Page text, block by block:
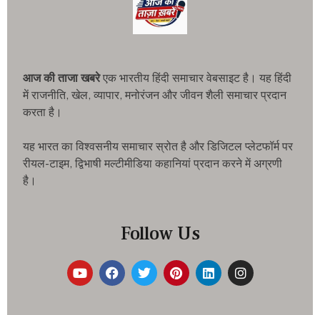
आज की ताजा खबरेएक भारतीय हिंदी समाचार वेबसाइट है। यह हिंदी
में राजनीति, खेल, व्यापार, मनोरंजन और जीवन शैली समाचार प्रदान
करता है।
यह भारत का विश्वसनीय समाचार स्रोत है और डिजिटल प्लेटफॉर्म पर
रीयल-टाइम, द्विभाषी मल्टीमीडिया कहानियां प्रदान करने में अग्रणी
है।
Follow Us